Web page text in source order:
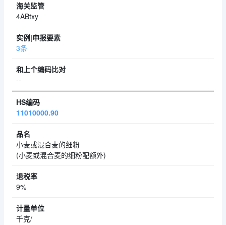
4ABtxy
3条
--
11010000.90
小麦或混合麦的细粉
(小麦或混合麦的细粉配额外)
9%
千克/